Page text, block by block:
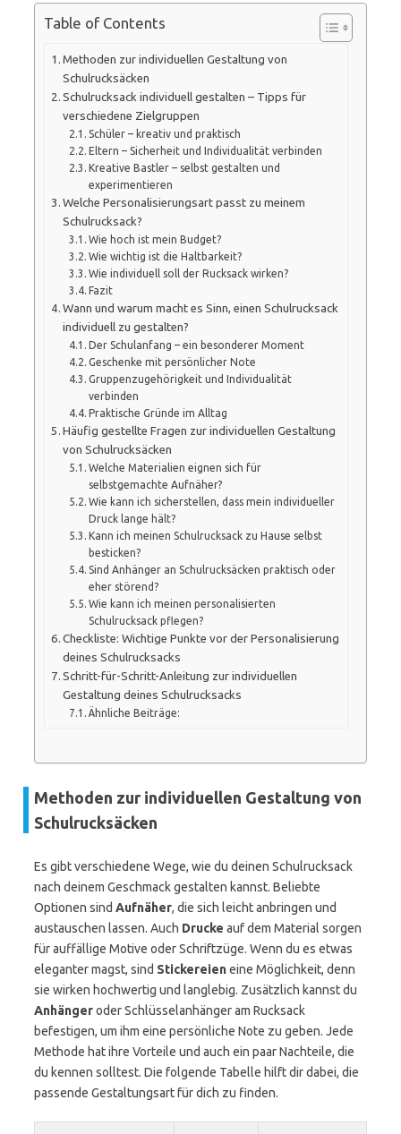
Table of Contents
Methoden zur individuellen Gestaltung von
Schulrucksäcken
Schulrucksack individuell gestalten – Tipps für
verschiedene Zielgruppen
Schüler – kreativ und praktisch
Eltern – Sicherheit und Individualität verbinden
Kreative Bastler – selbst gestalten und
experimentieren
Welche Personalisierungsart passt zu meinem
Schulrucksack?
Wie hoch ist mein Budget?
Wie wichtig ist die Haltbarkeit?
Wie individuell soll der Rucksack wirken?
Fazit
Wann und warum macht es Sinn, einen Schulrucksack
individuell zu gestalten?
Der Schulanfang – ein besonderer Moment
Geschenke mit persönlicher Note
Gruppenzugehörigkeit und Individualität
verbinden
Praktische Gründe im Alltag
Häufig gestellte Fragen zur individuellen Gestaltung
von Schulrucksäcken
Welche Materialien eignen sich für
selbstgemachte Aufnäher?
Wie kann ich sicherstellen, dass mein individueller
Druck lange hält?
Kann ich meinen Schulrucksack zu Hause selbst
besticken?
Sind Anhänger an Schulrucksäcken praktisch oder
eher störend?
Wie kann ich meinen personalisierten
Schulrucksack pflegen?
Checkliste: Wichtige Punkte vor der Personalisierung
deines Schulrucksacks
Schritt-für-Schritt-Anleitung zur individuellen
Gestaltung deines Schulrucksacks
Ähnliche Beiträge:
Methoden zur individuellen Gestaltung von
Schulrucksäcken
Es gibt verschiedene Wege, wie du deinen Schulrucksack
nach deinem Geschmack gestalten kannst. Beliebte
Optionen sind Aufnäher, die sich leicht anbringen und
austauschen lassen. Auch Drucke auf dem Material sorgen
für auffällige Motive oder Schriftzüge. Wenn du es etwas
eleganter magst, sind Stickereieneine Möglichkeit, denn
sie wirken hochwertig und langlebig. Zusätzlich kannst du
Anhängeroder Schlüsselanhänger am Rucksack
befestigen, um ihm eine persönliche Note zu geben. Jede
Methode hat ihre Vorteile und auch ein paar Nachteile, die
du kennen solltest. Die folgende Tabelle hilft dir dabei, die
passende Gestaltungsart für dich zu finden.